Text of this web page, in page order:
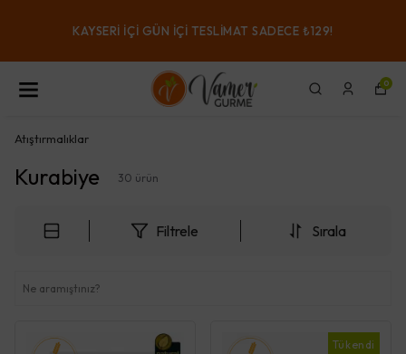
KAYSERI IÇI GÜN IÇI TESLIMAT SADECE ₺129!
0
Atıştırmalıklar
Kurabiye 30 ürün
Filtrele Sırala
Tükendi